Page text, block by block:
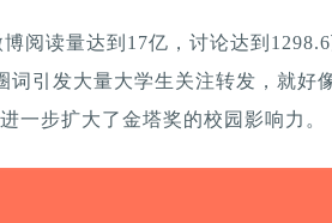
阅读量达到17亿，讨论达到
词引发大量大学生关注转发，就好
一步扩大了金塔奖的校园影响力。